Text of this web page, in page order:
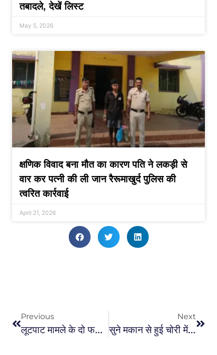
तबादले, देखें लिस्ट
May 5, 2026
क्षणिक विवाद बना मौत का कारण पति ने लकड़ी से
वार कर पत्नी की ली जान रैरूमाखुर्द पुलिस की
त्वरित कार्रवाई
April 21, 2026
Previous
लूटपाट मामले के दो फरार आरोपियों को कोतवाली पुलिस ने किया गिरफ्तार, भेजा न्यायिक रिमांड पर…
Next
सुने मकान से हुई चोरी में धरमजयगढ़ पुलिस को मिली सफलता, 48 घंटे में वारदात का किया खुलासा…